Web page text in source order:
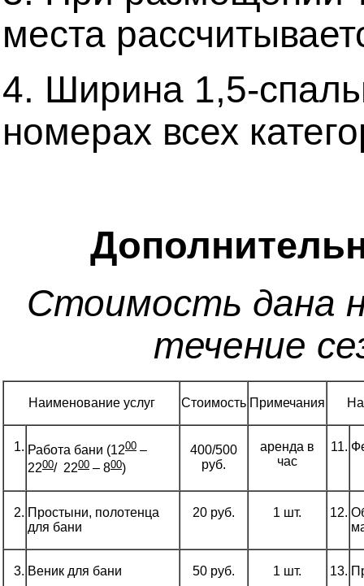
места
4. Ширина 1,5-
номерах всех
Стоимость дана
течение
Наименование услуг Стоимость Примечания
1. Работа бани (1200 –
2200/ 2200 – 800)
400/500
руб.
аренда в
час
11.
2. Простыни, полотенца
для бани
20 руб. 1 шт. 12.
3. Веник для бани 50 руб. 1 шт. 13.